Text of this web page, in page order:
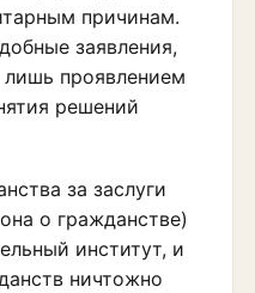
причинам.
заявления,
лишь проявлением
решений
за заслуги
о гражданстве)
институт, и
ничтожно